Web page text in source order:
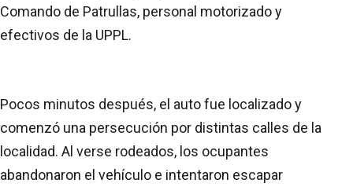
Comando de Patrullas, personal motorizado y
efectivos de la UPPL.
Pocos minutos después, el auto fue localizado y
comenzó una persecución por distintas calles de la
localidad. Al verse rodeados, los ocupantes
abandonaron el vehículo e intentaron escapar